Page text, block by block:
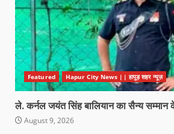
Featured Hapur City News || हापुड़ शहर न्यूज़
ले. कर्नल जयंत सिंह बालियान का सैन्य
August 9, 2026